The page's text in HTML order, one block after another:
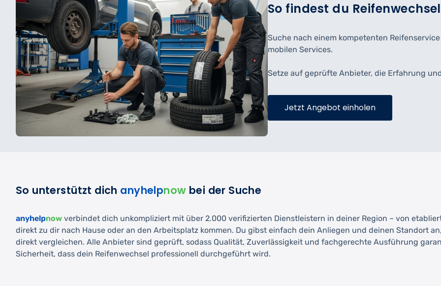
So findest du
Suche nach einem kompetenten
mobilen Services.
Setze auf geprüfte Anbieter, die Erfahrung
Jetzt Angebot einholen
So unterstützt dich anyhelpnow bei der Suche
anyhelpnow verbindet dich unkompliziert mit über 2.000 verifizierten Dienstleistern in deiner Region – von
direkt zu dir nach Hause oder an den Arbeitsplatz kommen. Du gibst einfach dein Anliegen und deinen Standort
direkt vergleichen. Alle Anbieter sind geprüft, sodass Qualität, Zuverlässigkeit und fachgerechte Ausführung
Sicherheit, dass dein Reifenwechsel professionell durchgeführt wird.